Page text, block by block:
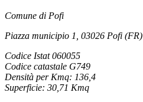
Comune di Pofi
Piazza municipio 1, 03026 Pofi (FR)
Codice Istat 060055
Codice catastale G749
Densità per Kmq: 136,4
Superficie: 30,71 Kmq